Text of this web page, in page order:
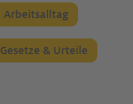
Arbeitsalltag
Gesetze & Urteile